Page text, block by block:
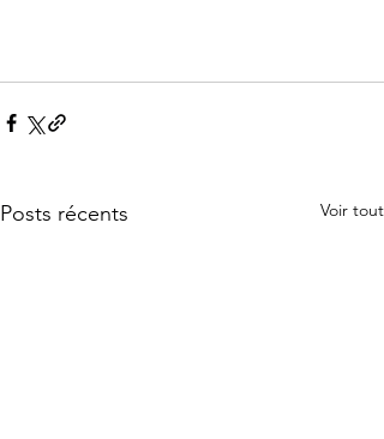
Posts récents Voir tout